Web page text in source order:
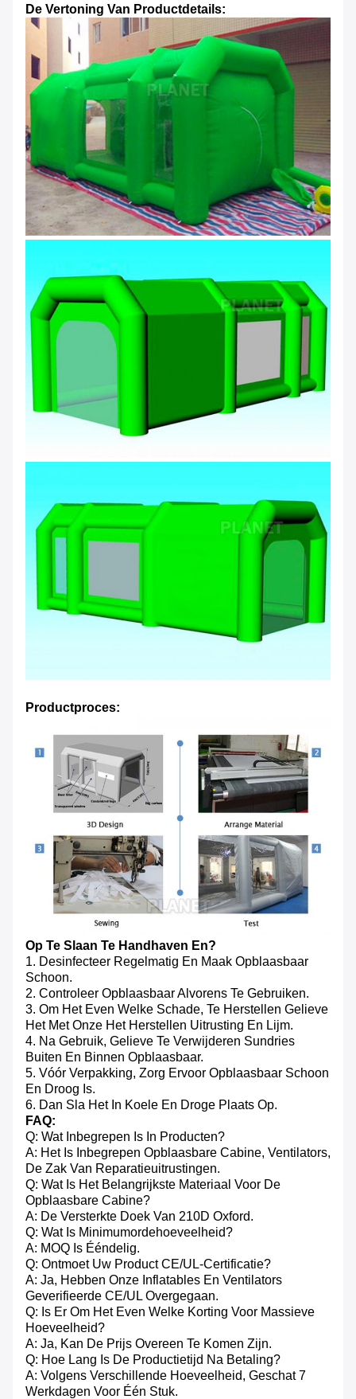
De Vertoning Van Productdetails:
Productproces:
Op Te Slaan Te Handhaven En?
1. Desinfecteer Regelmatig En Maak Opblaasbaar
Schoon.
2. Controleer Opblaasbaar Alvorens Te Gebruiken.
3. Om Het Even Welke Schade, Te Herstellen Gelieve
Het Met Onze Het Herstellen Uitrusting En Lijm.
4. Na Gebruik, Gelieve Te Verwijderen Sundries
Buiten En Binnen Opblaasbaar.
5. Vóór Verpakking, Zorg Ervoor Opblaasbaar Schoon
En Droog Is.
6. Dan Sla Het In Koele En Droge Plaats Op.
FAQ:
Q: Wat Inbegrepen Is In Producten?
A: Het Is Inbegrepen Opblaasbare Cabine, Ventilators,
De Zak Van Reparatieuitrustingen.
Q: Wat Is Het Belangrijkste Materiaal Voor De
Opblaasbare Cabine?
A: De Versterkte Doek Van 210D Oxford.
Q: Wat Is Minimumordehoeveelheid?
A: MOQ Is Ééndelig.
Q: Ontmoet Uw Product CE/UL-Certificatie?
A: Ja, Hebben Onze Inflatables En Ventilators
Geverifieerde CE/UL Overgegaan.
Q: Is Er Om Het Even Welke Korting Voor Massieve
Hoeveelheid?
A: Ja, Kan De Prijs Overeen Te Komen Zijn.
Q: Hoe Lang Is De Productietijd Na Betaling?
A: Volgens Verschillende Hoeveelheid, Geschat 7
Werkdagen Voor Één Stuk.